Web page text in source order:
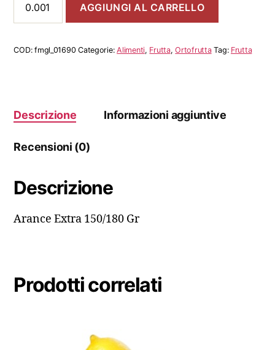
Extra
150/180
quantità
AGGIUNGI AL CARRELLO
COD:fmgl_01690 Categorie:Alimenti, Frutta,Ortofrutta Tag: Frutta
Descrizione Informazioni aggiuntive
Recensioni (0)
Descrizione
Arance Extra 150/180 Gr
Prodotti correlati